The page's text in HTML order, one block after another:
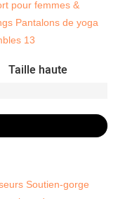
Taille haute